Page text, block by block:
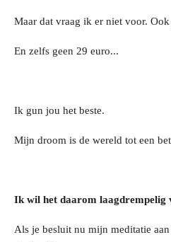
Maar dat vraag ik er niet voor.
En zelfs geen 29 euro...
Ik gun jou het beste.
Mijn droom is de wereld tot een
Ik wil het daarom laagdrempelig
Als je besluit nu mijn meditatie